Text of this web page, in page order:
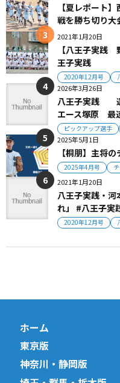
【夏レポート
戦を勝ち切り大
2021年1月20日
【八王子実践
王子実践
2020年12月号
2026年3月26日
八王子実践 選
エース塚原 最
ピックアップ選手
2025年5月1日
【桐朋】主将
2025年4月号
2021年1月20日
八王子実践・河
れ」 #八王子実
2020年12月号
ホーム
東京版
神奈川・静岡版